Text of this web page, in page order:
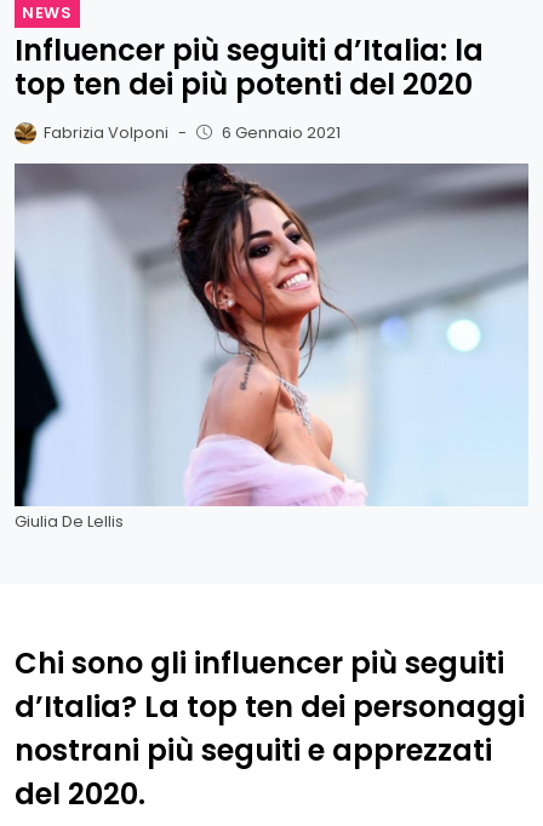
NEWS
Influencer più seguiti d’Italia: la
top ten dei più potenti del 2020
Fabrizia Volponi - 6 Gennaio 2021
Giulia De Lellis
Chi sono gli influencer più seguiti
d’Italia? La top ten dei personaggi
nostrani più seguiti e apprezzati
del 2020.